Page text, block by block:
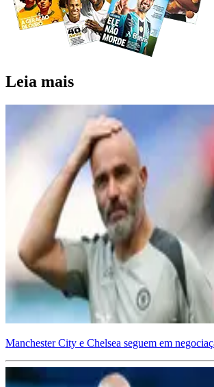
Leia mais
Manchester City e Chelsea seguem em